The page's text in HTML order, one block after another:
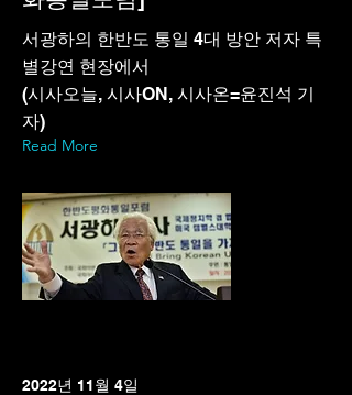
서광하의 한반도 통일 4대 방안 저자 특
별강연 현장에서
(시사오늘, 시사ON, 시사온=윤진석 기
자)
Read More
2022년 11월 4일